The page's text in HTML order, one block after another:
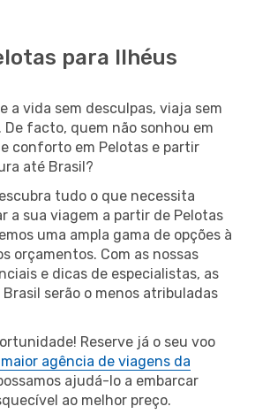
para Ilhéus
a vida sem desculpas, viaja sem
De facto, quem não sonhou em
conforto em Pelotas e partir
até Brasil?
tudo o que necessita
a sua viagem a partir de Pelotas
uma ampla gama de opções à
orçamentos. Com as nossas
e dicas de especialistas, as
serão o menos atribuladas
Reserve já o seu voo
agência de viagens da
ajudá-lo a embarcar
ao melhor preço.